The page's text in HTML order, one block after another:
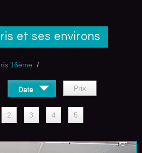
et ses environs
16ème
Date Prix
2 3 4 5